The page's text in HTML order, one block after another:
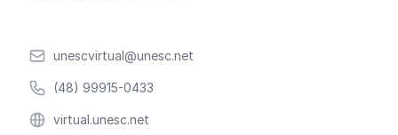
Emailunescvirtual@unesc.net
Telefone(48) 99915-0433
Websitevirtual.unesc.net